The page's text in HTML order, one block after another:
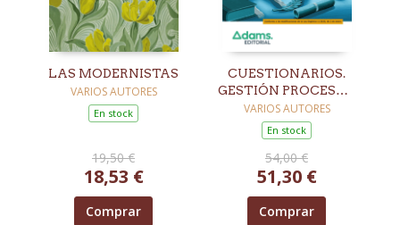
LAS MODERNISTAS
VARIOS AUTORES
En stock
19,50 €
18,53 €
Comprar
CUESTIONARIOS.
GESTIÓN PROCESAL
Y ADMINISTRATIVA.
TURNO LIBRE
VARIOS AUTORES
En stock
54,00 €
51,30 €
Comprar